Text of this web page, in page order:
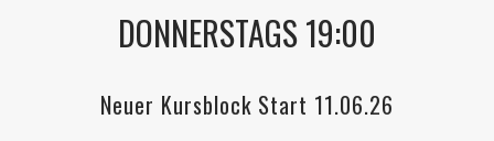
DONNERSTAGS 19:00
Neuer Kursblock Start 11.06.26